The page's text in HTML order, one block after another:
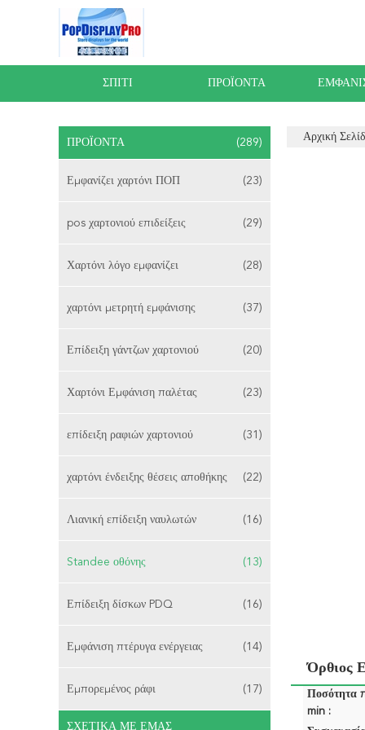
ΣΠΊΤΙ ΠΡΟΪΌΝΤΑ
ΠΡΟΪΌΝΤΑ (289)
Εμφανίζει χαρτόνι ΠΟΠ (23)
pos χαρτονιού επιδείξεις (29)
Χαρτόνι λόγο εμφανίζει (28)
χαρτόνι μετρητή εμφάνισης (37)
Επίδειξη γάντζων χαρτονιού (20)
Χαρτόνι Εμφάνιση παλέτας (23)
επίδειξη ραφιών χαρτονιού (31)
χαρτόνι ένδειξης θέσεις αποθήκης (22)
Λιανική επίδειξη ναυλωτών (16)
Standee οθόνης (13)
Επίδειξη δίσκων PDQ (16)
Εμφάνιση πτέρυγα ενέργειας (14)
Εμπορεμένος ράφι (17)
ΣΧΕΤΙΚΆ ΜΕ ΕΜΆΣ
Αρχική
Όρθιος
Ποσότητα
min :